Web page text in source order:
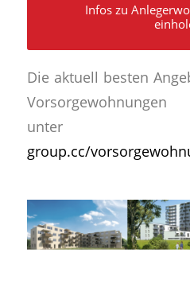
Infos zu
Die aktuell besten
group.cc/